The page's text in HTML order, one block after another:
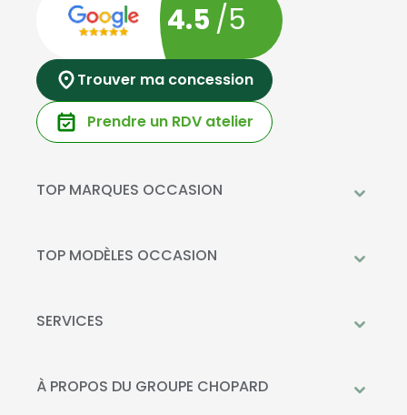
4.5 /5
Trouver ma concession
Prendre un RDV atelier
TOP MARQUES OCCASION
Mercedes-Benz
Kia
TOP MODÈLES OCCASION
Peugeot 208
SERVICES
Livraison à domicile
À PROPOS DU GROUPE CHOPARD